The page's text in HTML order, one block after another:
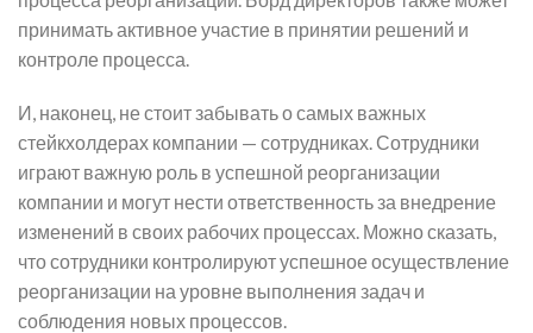
принимать активное участие в принятии решений и
контроле процесса.
И, наконец, не стоит забывать о самых важных
стейкхолдерах компании — сотрудниках. Сотрудники
играют важную роль в успешной реорганизации
компании и могут нести ответственность за внедрение
изменений в своих рабочих процессах. Можно сказать,
что сотрудники контролируют успешное осуществление
реорганизации на уровне выполнения задач и
соблюдения новых процессов.